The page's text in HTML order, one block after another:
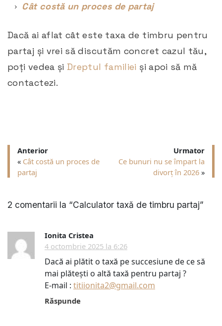
Cât costă un proces de partaj
Dacă ai aflat cât este taxa de timbru pentru
partaj și vrei să discutăm concret cazul tău,
poți vedea șiDreptul familiei și apoi să mă
contactezi.
Anterior
« Cât costă un proces de
partaj
Urmator
Ce bunuri nu se împart la
divorț în 2026 »
2 comentarii la “Calculator taxă de timbru partaj”
Ionita Cristea
4 octombrie 2025 la 6:26
Dacă ai plătit o taxă pe succesiune de ce să
mai plătești o altă taxă pentru partaj ?
E-mail : titiionita2@gmail.com
Răspunde